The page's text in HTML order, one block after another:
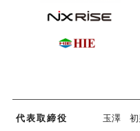
代表取締役 玉澤 初